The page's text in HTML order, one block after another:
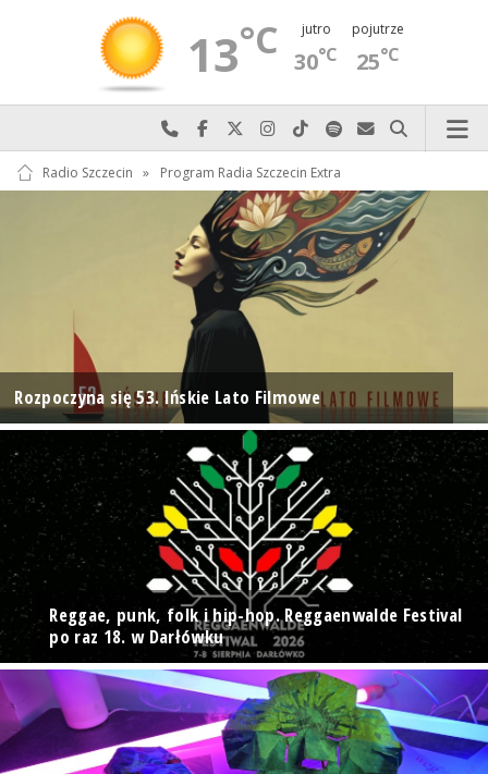
13°C jutro
30°C
pojutrze
25°C
Najlepiej po prostu do nas zadzwoń
Odwiedź nas na Facebook-u
Odwiedź nas na X
Odwiedź nas na Instagram-ie
Odwiedź nas na TikTok-u
Szukaj nas na Spotify
Wyślij do nas
Szukaj
Radio Szczecin » Program Radia Szczecin Extra
Rozpoczyna się 53. Ińskie Lato Filmowe
Reggae, punk, folk i hip-hop. Reggaenwalde Festival
po raz 18. w Darłówku